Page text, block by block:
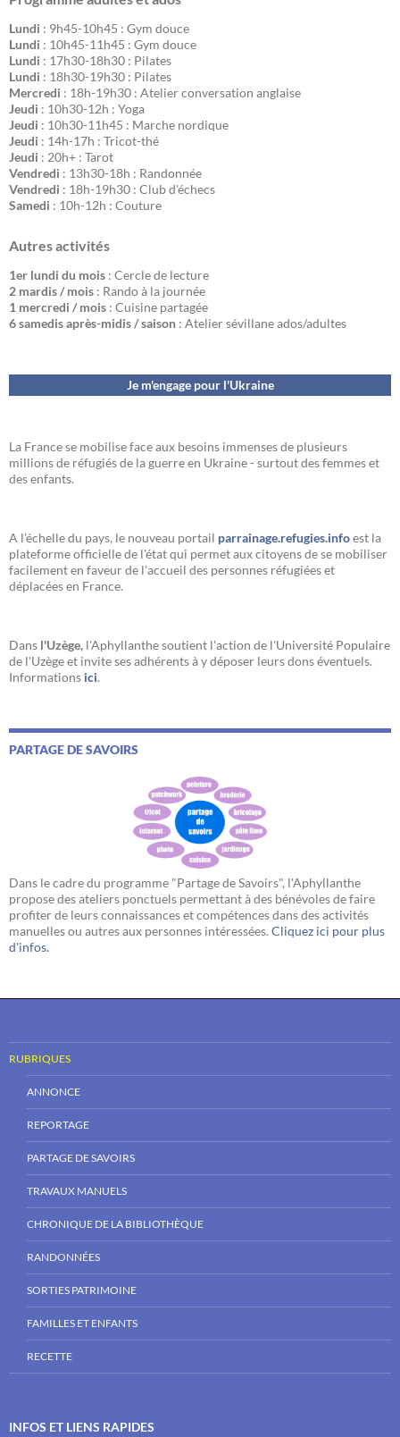
Lundi : 9h45-10h45 : Gym douce
Lundi : 10h45-11h45 : Gym douce
Lundi : 17h30-18h30 : Pilates
Lundi : 18h30-19h30 : Pilates
Mercredi : 18h-19h30 : Atelier conversation anglaise
Jeudi : 10h30-12h : Yoga
Jeudi : 10h30-11h45 : Marche nordique
Jeudi : 14h-17h : Tricot-thé
Jeudi : 20h+ : Tarot
Vendredi : 13h30-18h : Randonnée
Vendredi : 18h-19h30 : Club d'échecs
Samedi : 10h-12h : Couture
Autres activités
1er lundi du mois : Cercle de lecture
2 mardis / mois : Rando à la journée
1 mercredi / mois : Cuisine partagée
6 samedis après-midis / saison : Atelier sévillane ados/adultes
Je m'engage pour l'Ukraine
La France se mobilise face aux besoins immenses de plusieurs
millions de réfugiés de la guerre en Ukraine - surtout des femmes et
des enfants.
A l’échelle du pays, le nouveau portail parrainage.refugies.infoest la
plateforme officielle de l'état qui permet aux citoyens de se mobiliser
facilement en faveur de l'accueil des personnes réfugiées et
déplacées en France.
Dans l'Uzège, l'Aphyllanthe soutient l'action de l'Université Populaire
de l'Uzège et invite ses adhérents à y déposer leurs dons éventuels.
Informations ici.
PARTAGE DE SAVOIRS
Dans le cadre du programme "Partage de Savoirs", l'Aphyllanthe
propose des ateliers ponctuels permettant à des bénévoles de faire
profiter de leurs connaissances et compétences dans des activités
manuelles ou autres aux personnes intéressées. Cliquez ici pour plus
d'infos.
RUBRIQUES
ANNONCE
REPORTAGE
PARTAGE DE SAVOIRS
TRAVAUX MANUELS
CHRONIQUE DE LA BIBLIOTHÈQUE
RANDONNÉES
SORTIES PATRIMOINE
FAMILLES ET ENFANTS
RECETTE
INFOS ET LIENS RAPIDES